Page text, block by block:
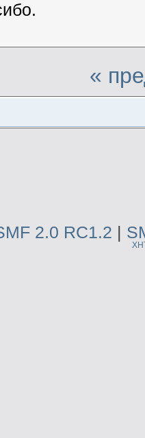
«
2.0 RC1.2 |